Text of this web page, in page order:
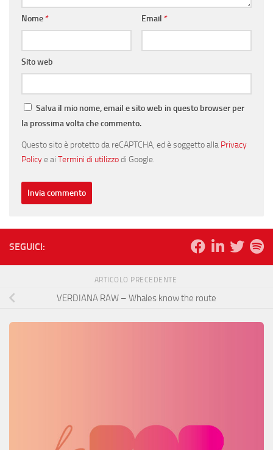
Nome* Email *
Sito web
Salva il mio nome, email e sito web in questo browser per
la prossima volta che commento.
Questo sito è protetto da reCAPTCHA, ed è soggetto alla Privacy
Policye ai Termini di utilizzodi Google.
SEGUICI:
ARTICOLO PRECEDENTE
VERDIANA RAW – Whales know the route